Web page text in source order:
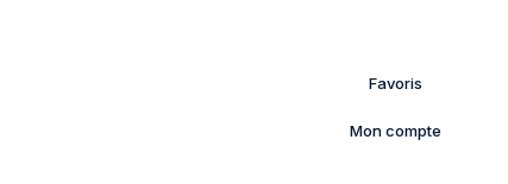
Favoris
Mon compte